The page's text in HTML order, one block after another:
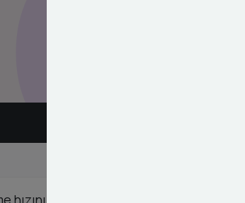
yavaşlatarak kullanıcı